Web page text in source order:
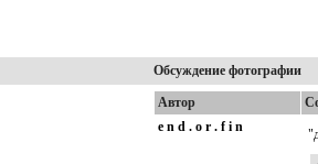
Обсуждение фотографии
Автор
e n d . o r . f i n